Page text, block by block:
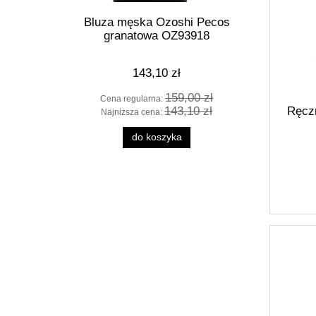
Bluza męska Ozoshi Pecos
granatowa OZ93918
143,10 zł
Cena regularna: 159,00 zł
Najniższa cena: 143,10 zł
do koszyka